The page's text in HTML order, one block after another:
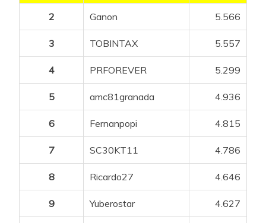
2 Ganon 5.566
3 TOBINTAX 5.557
4 PRFOREVER 5.299
5 amc81granada 4.936
6 Fernanpopi 4.815
7 SC30KT11 4.786
8 Ricardo27 4.646
9 Yuberostar 4.627